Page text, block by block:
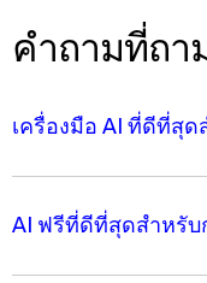
คำถามที่ถา
เครื่องมือ AI ที่ดีที่สุ
AI ฟรีที่ดีที่สุดสําหรับ